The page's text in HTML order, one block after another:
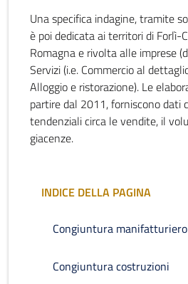
Una specifica indagine, tramite
è poi dedicata ai territori di Forlì-
Romagna e rivolta alle imprese
Servizi (i.e. Commercio al
Alloggio e ristorazione). Le
partire dal 2011, forniscono dati
tendenziali circa le vendite, il
giacenze.
INDICE DELLA PAGINA
Congiuntura manifatturiero
Congiuntura costruzioni